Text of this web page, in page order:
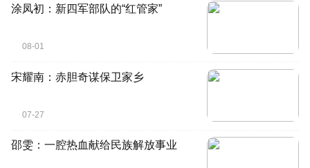
涂凤初：新四军部队的“红管家”
08-01
宋耀南：赤胆奇谋保卫家乡
07-27
邵雯：一腔热血献给民族解放事业